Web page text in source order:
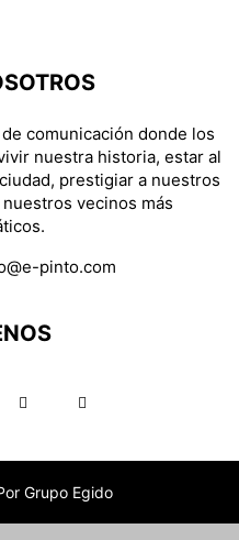
comunicación donde los
nuestra historia, estar al
prestigiar a nuestros
vecinos más
pinto.com
Grupo Egido